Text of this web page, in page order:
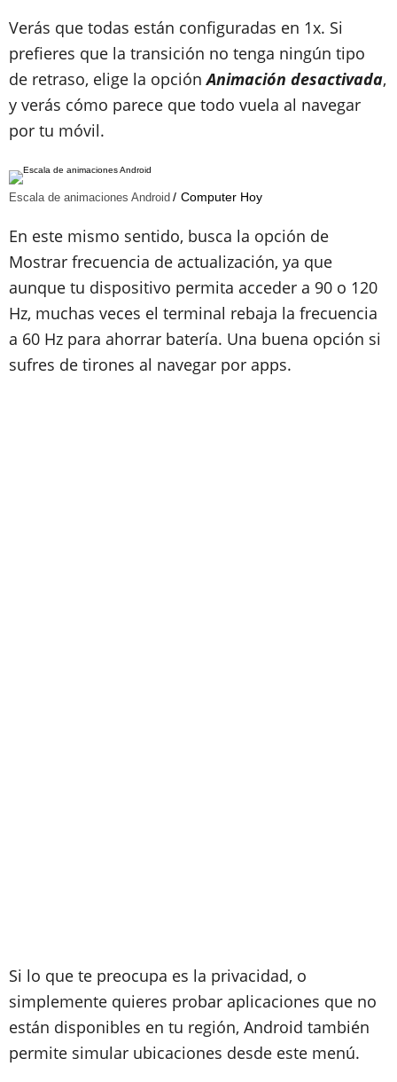
Verás que todas están configuradas en 1x. Si
prefieres que la transición no tenga ningún tipo
de retraso, elige la opciónAnimación desactivada,
y verás cómo parece que todo vuela al navegar
por tu móvil.
Escala de animaciones Android Computer Hoy
En este mismo sentido, busca la opción de
Mostrar frecuencia de actualización, ya que
aunque tu dispositivo permita acceder a 90 o 120
Hz, muchas veces el terminal rebaja la frecuencia
a 60 Hz para ahorrar batería. Una buena opción si
sufres de tirones al navegar por apps.
Si lo que te preocupa es la privacidad, o
simplemente quieres probar aplicaciones que no
están disponibles en tu región, Android también
permite simular ubicaciones desde este menú.